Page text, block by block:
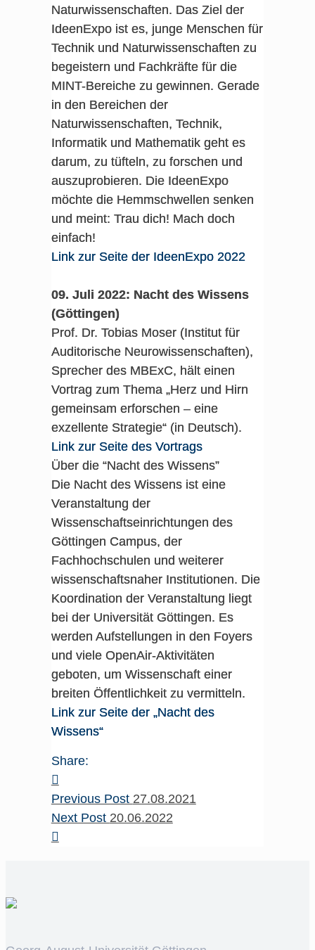
Naturwissenschaften. Das Ziel der
IdeenExpo ist es, junge Menschen für
Technik und Naturwissenschaften zu
begeistern und Fachkräfte für die
MINT-Bereiche zu gewinnen. Gerade
in den Bereichen der
Naturwissenschaften, Technik,
Informatik und Mathematik geht es
darum, zu tüfteln, zu forschen und
auszuprobieren. Die IdeenExpo
möchte die Hemmschwellen senken
und meint: Trau dich! Mach doch
einfach!
Link zur Seite der IdeenExpo 2022
09. Juli 2022: Nacht des Wissens
(Göttingen)
Prof. Dr. Tobias Moser (Institut für
Auditorische Neurowissenschaften),
Sprecher des MBExC, hält einen
Vortrag zum Thema „Herz und Hirn
gemeinsam erforschen – eine
exzellente Strategie“ (in Deutsch).
Link zur Seite des Vortrags
Über die “Nacht des Wissens”
Die Nacht des Wissens ist eine
Veranstaltung der
Wissenschaftseinrichtungen des
Göttingen Campus, der
Fachhochschulen und weiterer
wissenschaftsnaher Institutionen. Die
Koordination der Veranstaltung liegt
bei der Universität Göttingen. Es
werden Aufstellungen in den Foyers
und viele OpenAir-Aktivitäten
geboten, um Wissenschaft einer
breiten Öffentlichkeit zu vermitteln.
Link zur Seite der „Nacht des
Wissens“
Share:
Previous Post 27.08.2021
Next Post 20.06.2022